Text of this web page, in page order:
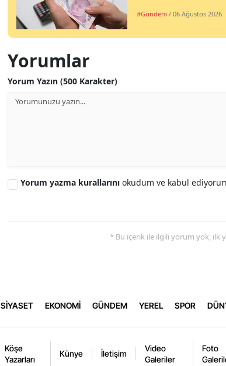
#Gündem / 06 Ağustos 2026
Yorumlar
Yorum Yazın (500 Karakter)
Yorum yazma kurallarını okudum ve kabul
* Bu içerik ile ilgili yorum yok, ilk
SİYASET EKONOMİ GÜNDEM YEREL SPOR
Köşe
Yazarları
Künye İletişim
Video
Galeriler
Foto